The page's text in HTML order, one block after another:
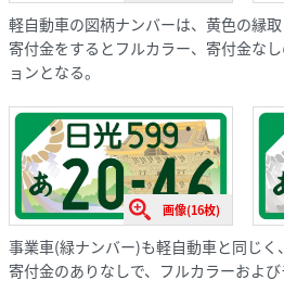
軽自動車の図柄ナンバーは、黄色の縁取
寄付金をするとフルカラー、寄付金な
ョンとなる。
画像(16枚)
事業車(緑ナンバー)も軽自動車と同じく
寄付金のありなしで、フルカラーおよび